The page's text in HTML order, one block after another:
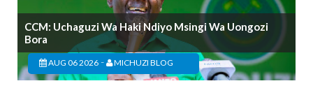
CCM: Uchaguzi Wa Haki Ndiyo Msingi Wa Uongozi
Bora
AUG 06 2026 - MICHUZI BLOG